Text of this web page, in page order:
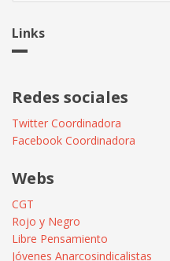
Links
Redes sociales
Twitter Coordinadora
Facebook Coordinadora
Webs
CGT
Rojo y Negro
Libre Pensamiento
Jóvenes Anarcosindicalistas